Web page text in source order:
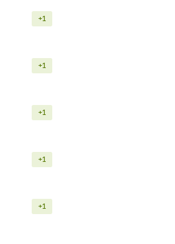
+1
+1
+1
+1
+1